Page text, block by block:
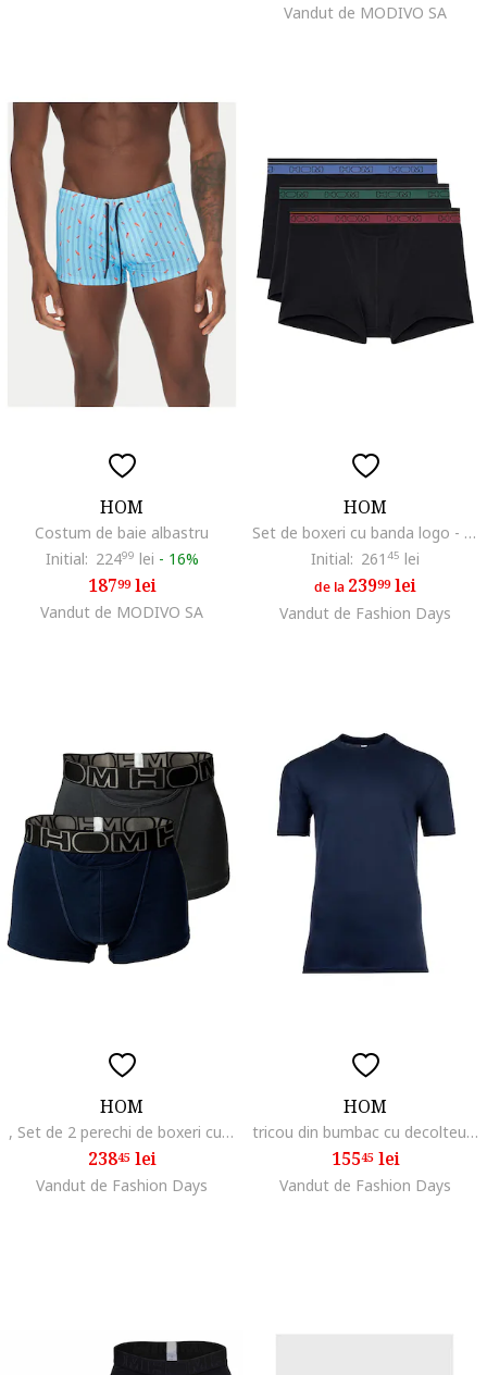
Vandut de MODIVO SA
HOM
Costum de baie albastru
Initial: 22499 lei - 16%
18799lei
Vandut de MODIVO SA
HOM
Set de boxeri cu banda logo - 3 perechi, Negru
Initial: 261 45 lei
de la 23999lei
Vandut de Fashion Days
HOM
, Set de 2 perechi de boxeri cu banda logo in talie, Gri/Albastru
23845lei
Vandut de Fashion Days
HOM
tricou din bumbac cu decolteu rotund, Albastru
15545lei
Vandut de Fashion Days